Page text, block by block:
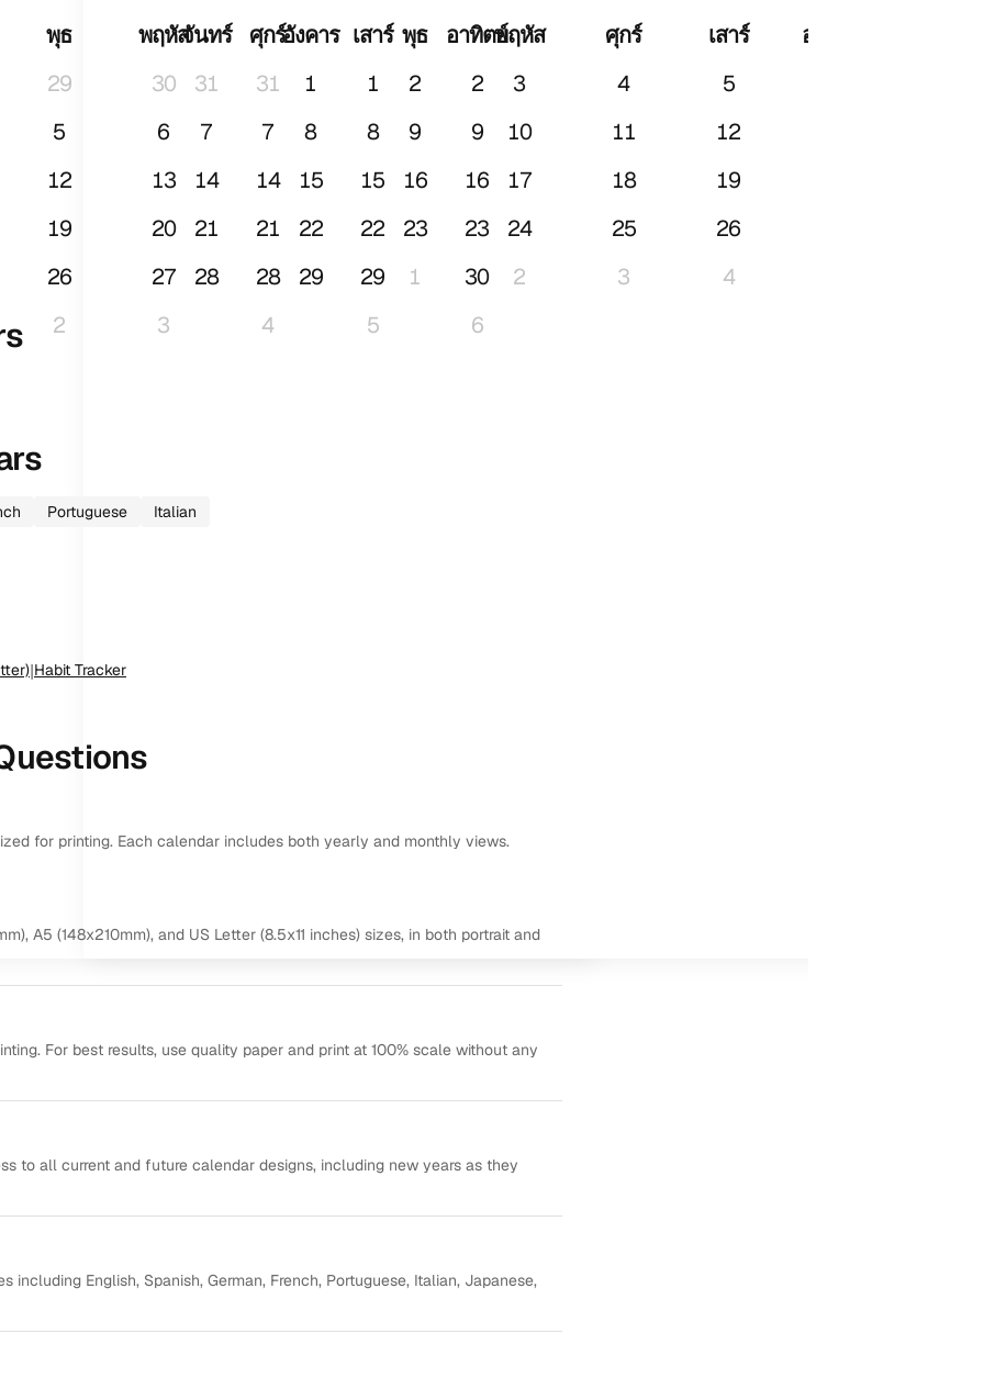
พุธ พฤหัส ศุกร์ เสาร์
อาทิตย์
29 30 31 1
2
5 6 7 8
9
12 13 14 15
16
19 20 21 22
23
26 27 28 29
30
2 3 4 5 6
จันทร์ อังคาร พุธ พฤหัส ศุกร์ เสาร์
อาทิตย์
31
1 2 3 4 5
7
8 9 10 11 12
14
15 16 17 18 19
21
22 23 24 25 26
28
29 1 2 3 4
Portuguese Italian
|Habit Tracker
for printing. Each calendar includes both yearly and monthly views.
A5 (148x210mm), and US Letter (8.5x11 inches) sizes, in both portrait and
For best results, use quality paper and print at 100% scale without any
to all current and future calendar designs, including new years as they
including English, Spanish, German, French, Portuguese, Italian, Japanese,